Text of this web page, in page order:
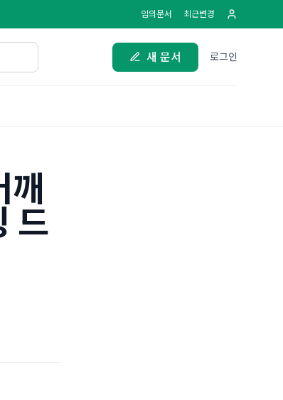
임의문서 최근변경
새 문서 로그인
드